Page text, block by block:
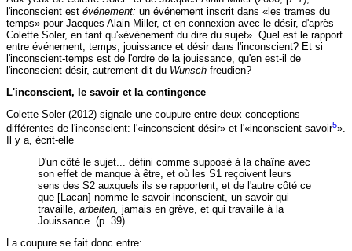
l'inconscient est événement: un événement inscrit dans «les trames du
temps» pour Jacques Alain Miller, et en connexion avec le désir, d'après
Colette Soler, en tant qu'«événement du dire du sujet». Quel est le rapport
entre événement, temps, jouissance et désir dans l'inconscient? Et si
l'inconscient-temps est de l'ordre de la jouissance, qu'en est-il de
l'inconscient-désir, autrement dit du Wunsch freudien?
L'inconscient, le savoir et la contingence
Colette Soler (2012) signale une coupure entre deux conceptions
différentes de l'inconscient: l'«inconscient désir» et l'«inconscient savoir5».
Il y a, écrit-elle
D'un côté le sujet... défini comme supposé à la chaîne avec
son effet de manque à être, et où les S1 reçoivent leurs
sens des S2 auxquels ils se rapportent, et de l'autre côté ce
que [Lacan] nomme le savoir inconscient, un savoir qui
travaille, arbeiten, jamais en grève, et qui travaille à la
Jouissance. (p. 39).
La coupure se fait donc entre: